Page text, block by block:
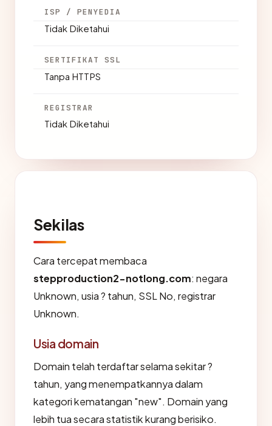
ISP / PENYEDIA
Tidak Diketahui
SERTIFIKAT SSL
Tanpa HTTPS
REGISTRAR
Tidak Diketahui
Sekilas
Cara tercepat membaca
stepproduction2-notlong.com: negara
Unknown, usia ? tahun, SSL No, registrar
Unknown.
Usia domain
Domain telah terdaftar selama sekitar ?
tahun, yang menempatkannya dalam
kategori kematangan "new". Domain yang
lebih tua secara statistik kurang berisiko.